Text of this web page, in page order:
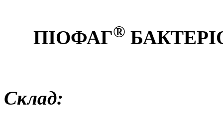
ПІОФАГ®
Склад: